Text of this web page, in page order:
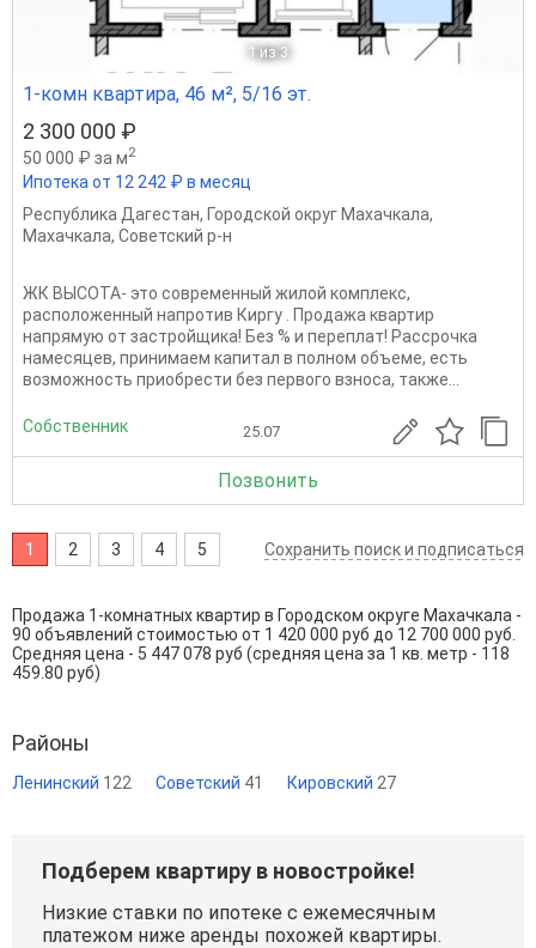
1 из 3
1-комн квартира, 46 м², 5/16 эт.
2 300 000 ₽
50 000 ₽ за м2
Ипотека от 12 242 ₽ в месяц
Республика Дагестан, Городской округ Махачкала,
Махачкала, Советский р-н
ЖК ВЫСОТА- это современный жилой комплекс,
расположенный напротив Киргу . Продажа квартир
напрямую от застройщика! Без % и переплат! Рассрочка
намесяцев, принимаем капитал в полном объеме, есть
возможность приобрести без первого взноса, также...
Собственник 25.07
Позвонить
1 2 3 4 5 Сохранить поиск и подписаться
Продажа 1-комнатных квартир в Городском округе Махачкала -
90 объявлений стоимостью от 1 420 000 руб до 12 700 000 руб.
Средняя цена - 5 447 078 руб (средняя цена за 1 кв. метр - 118
459.80 руб)
Районы
Ленинский 122 Советский 41 Кировский 27
Подберем квартиру в новостройке!
Низкие ставки по ипотеке с ежемесячным
платежом ниже аренды похожей квартиры.